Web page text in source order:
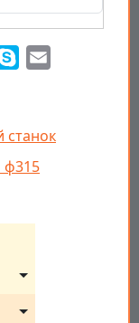
Skype
станок
ф315